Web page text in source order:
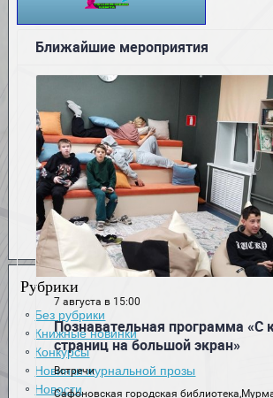
Рубрики
Без рубрики
Книжные новинки
Конкурсы
Новинки журнальной прозы
Новости